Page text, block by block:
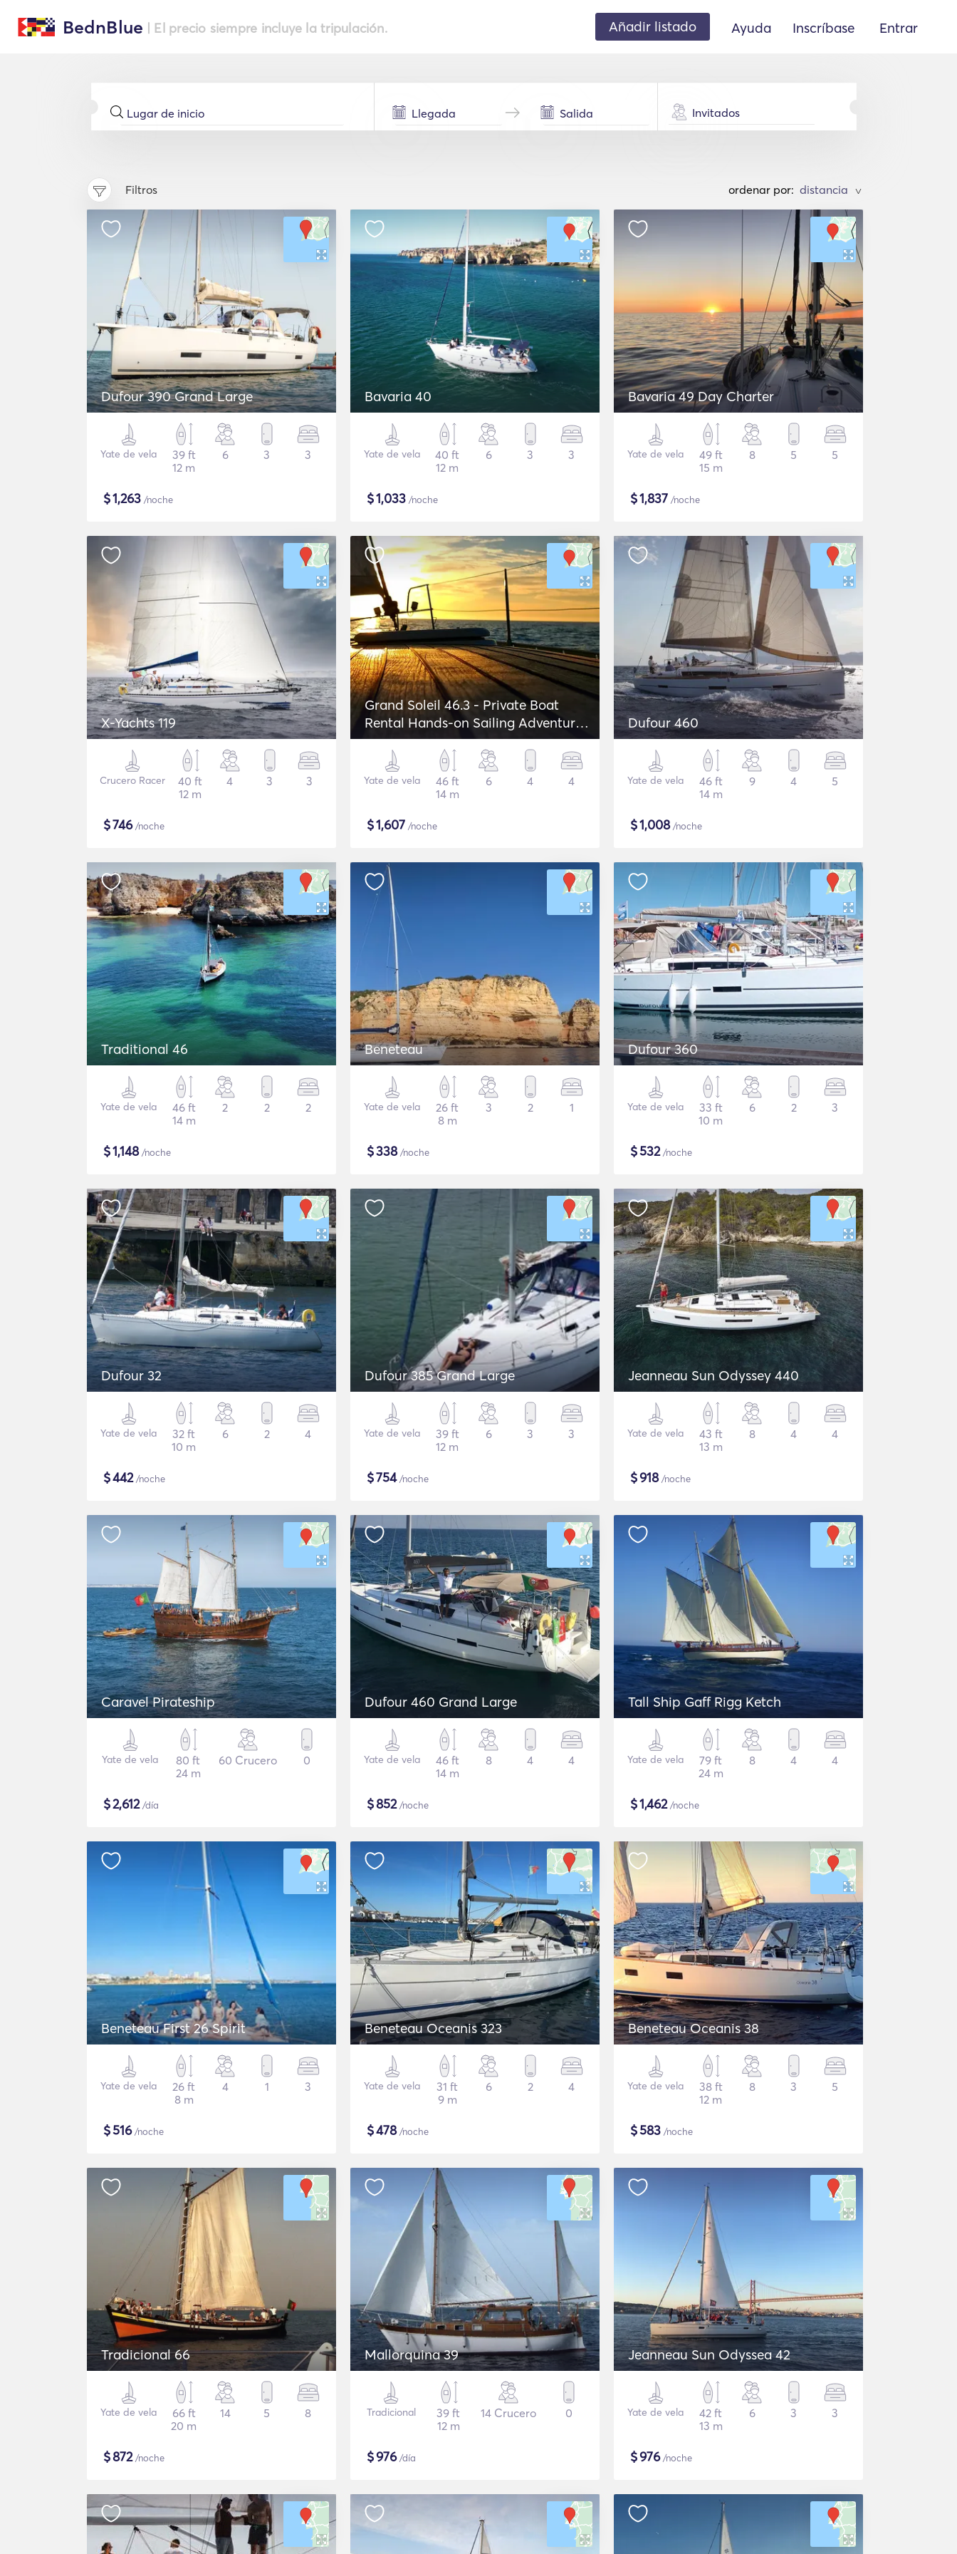
BednBlue | El precio siempre incluye la tripulación. Añadir listado Ayuda Inscríbase Entrar
Invitados
Filtros ordenar por: >
Dufour 390 Grand Large
Yate de vela
39 ft
12 m
6 3 3
$1,263 /noche
Bavaria 40
Yate de vela
40 ft
12 m
6 3 3
$1,033 /noche
Bavaria 49 Day Charter
Yate de vela
49 ft
15 m
8 5 5
$1,837 /noche
X-Yachts 119
Crucero Racer
40 ft
12 m
4 3 3
$746/noche
Grand Soleil 46.3 - Private Boat
Rental Hands-on Sailing Adventure
in Lagos
Yate de vela
46 ft
14 m
6 4 4
$1,607 /noche
Dufour 460
Yate de vela
46 ft
14 m
9 4 5
$1,008/noche
Traditional 46
Yate de vela
46 ft
14 m
2 2 2
$1,148/noche
Beneteau
Yate de vela
26 ft
8 m
3 2 1
$338/noche
Dufour 360
Yate de vela
33 ft
10 m
6 2 3
$532/noche
Dufour 32
Yate de vela
32 ft
10 m
6 2 4
$442/noche
Dufour 385 Grand Large
Yate de vela
39 ft
12 m
6 3 3
$754/noche
Jeanneau Sun Odyssey 440
Yate de vela
43 ft
13 m
8 4 4
$918/noche
Caravel Pirateship
Yate de vela
80 ft
24 m
60 Crucero 0
$2,612/día
Dufour 460 Grand Large
Yate de vela
46 ft
14 m
8 4 4
$852/noche
Tall Ship Gaff Rigg Ketch
Yate de vela
79 ft
24 m
8 4 4
$1,462/noche
Beneteau First 26 Spirit
Yate de vela
26 ft
8 m
4 1 3
$516/noche
Beneteau Oceanis 323
Yate de vela
31 ft
9 m
6 2 4
$478/noche
Beneteau Oceanis 38
Yate de vela
38 ft
12 m
8 3 5
$583 /noche
Tradicional 66
Yate de vela
66 ft
20 m
14 5 8
$872/noche
Mallorquina 39
Tradicional
39 ft
12 m
14 Crucero 0
$976/día
Jeanneau Sun Odyssea 42
Yate de vela
42 ft
13 m
6 3 3
$976/noche